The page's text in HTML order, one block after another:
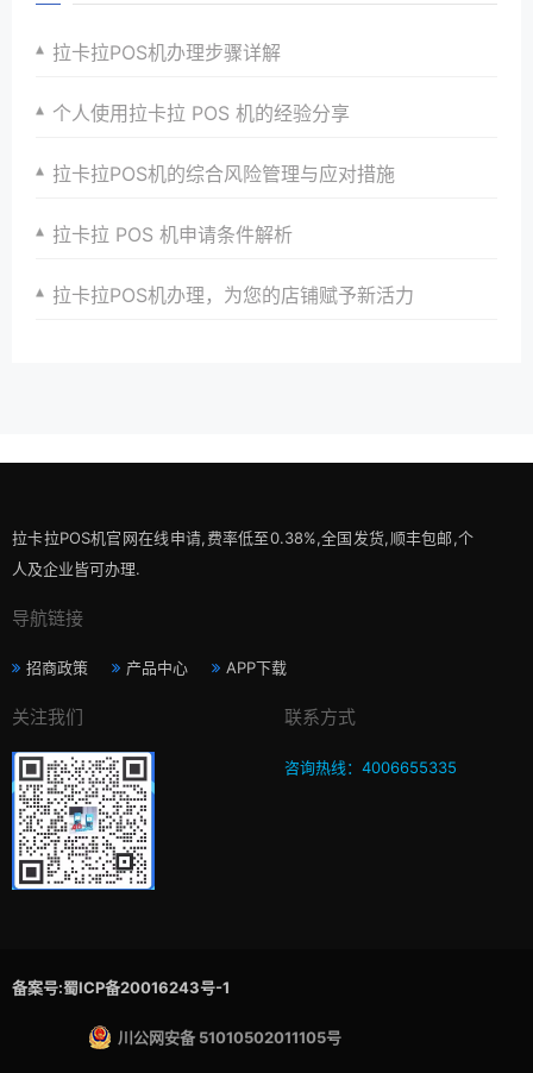
拉卡拉POS机办理步骤详解
个人使用拉卡拉 POS 机的经验分享
拉卡拉POS机的综合风险管理与应对措施
拉卡拉 POS 机申请条件解析
拉卡拉POS机办理，为您的店铺赋予新活力
拉卡拉POS机官网在线申请,费率低至0.38%,全国发货,顺丰包邮,个
人及企业皆可办理.
导航链接
招商政策 产品中心 APP下载
关注我们 联系方式
咨询热线：4006655335
备案号:蜀ICP备20016243号-1
川公网安备 51010502011105号